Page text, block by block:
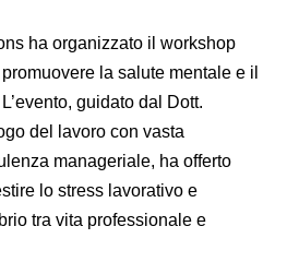
ha organizzato il workshop
promuovere la salute mentale e il
guidato dal Dott.
del lavoro con vasta
manageriale, ha offerto
lo stress lavorativo e
tra vita professionale e